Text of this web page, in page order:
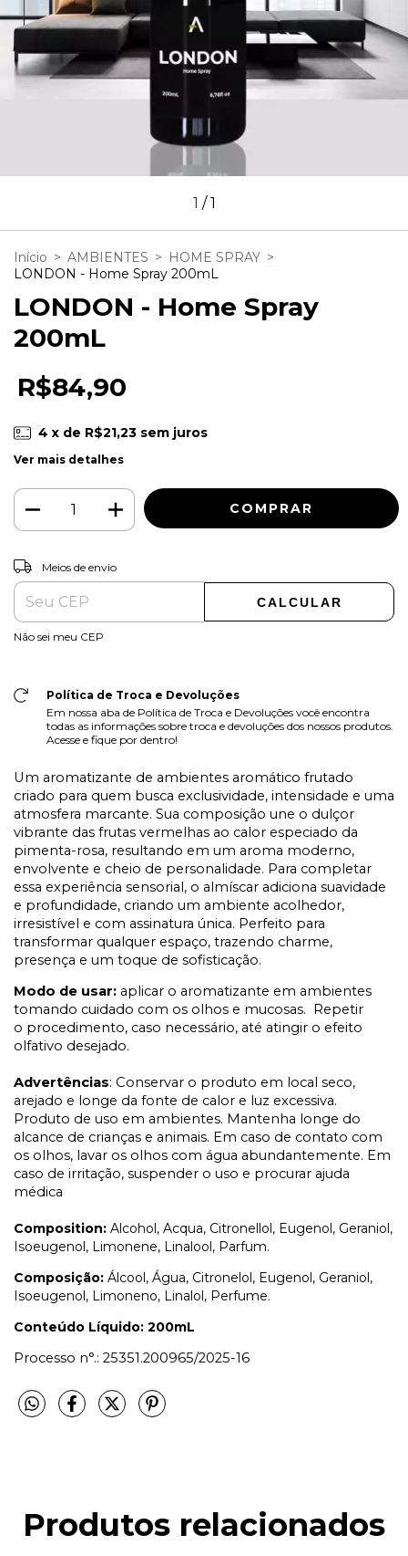
1 /1
Início > AMBIENTES > HOME SPRAY >
LONDON - Home Spray 200mL
LONDON - Home Spray
200mL
R$84,90
4 x de R$21,23 sem juros
Ver mais detalhes
Entregas para o CEP:
Meios de envio
CALCULAR
Não sei meu CEP
Política de Troca e Devoluções
Em nossa aba de Política de Troca e Devoluções você encontra
todas as informações sobre troca e devoluções dos nossos produtos.
Acesse e fique por dentro!
Um aromatizante de ambientes aromático frutado
criado para quem busca exclusividade, intensidade e uma
atmosfera marcante. Sua composição une o dulçor
vibrante das frutas vermelhas ao calor especiado da
pimenta-rosa, resultando em um aroma moderno,
envolvente e cheio de personalidade. Para completar
essa experiência sensorial, o almíscar adiciona suavidade
e profundidade, criando um ambiente acolhedor,
irresistível e com assinatura única. Perfeito para
transformar qualquer espaço, trazendo charme,
presença e um toque de sofisticação.
Modo de usar: aplicar o aromatizante em ambientes
tomando cuidado com os olhos e mucosas. Repetir
o procedimento, caso necessário, até atingir o efeito
olfativo desejado.
Advertências: Conservar o produto em local seco,
arejado e longe da fonte de calor e luz excessiva.
Produto de uso em ambientes. Mantenha longe do
alcance de crianças e animais. Em caso de contato com
os olhos, lavar os olhos com água abundantemente. Em
caso de irritação, suspender o uso e procurar ajuda
médica
Composition: Alcohol, Acqua, Citronellol, Eugenol, Geraniol,
Isoeugenol, Limonene, Linalool, Parfum.
Composição: Álcool, Água, Citronelol, Eugenol, Geraniol,
Isoeugenol, Limoneno, Linalol, Perfume.
Conteúdo Líquido: 200mL
Processo n°.: 25351.200965/2025-16
Produtos relacionados